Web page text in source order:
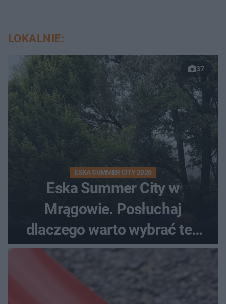
LOKALNIE:
37
ESKA SUMMER CITY 2026
Eska Summer City w
Mrągowie. Posłuchaj
dlaczego warto wybrać ten
kierunek na urlop!